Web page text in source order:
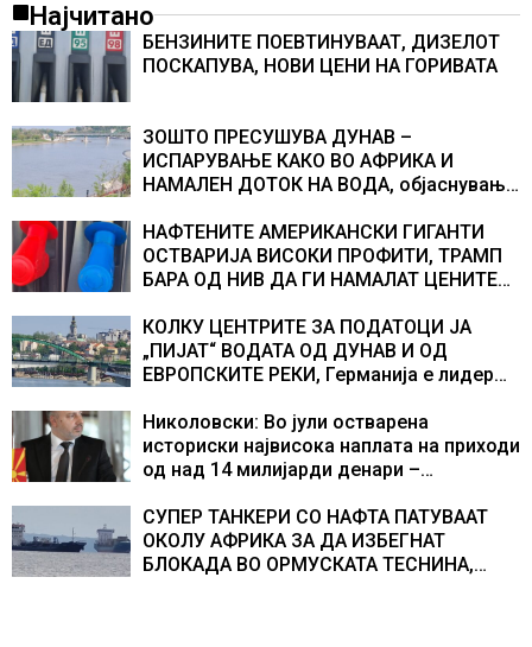
Најчитано
БЕНЗИНИТЕ ПОЕВТИНУВААТ, ДИЗЕЛОТ
ПОСКАПУВА, НОВИ ЦЕНИ НА ГОРИВАТА
ЗОШТО ПРЕСУШУВА ДУНАВ –
ИСПАРУВАЊЕ КАКО ВО АФРИКА И
НАМАЛЕН ДОТОК НА ВОДА, објаснување
НАФТЕНИТЕ АМЕРИКАНСКИ ГИГАНТИ
ОСТВАРИЈА ВИСОКИ ПРОФИТИ, ТРАМП
БАРА ОД НИВ ДА ГИ НАМАЛАТ ЦЕНИТЕ
КОЛКУ ЦЕНТРИТЕ ЗА ПОДАТОЦИ ЈА
„ПИЈАТ“ ВОДАТА ОД ДУНАВ И ОД
ЕВРОПСКИТЕ РЕКИ, Германија е лидер
центри за податоци
Николовски: Во јули остварена
историски највисока наплата на приходи
од над 14 милијарди денари –
резултати
СУПЕР ТАНКЕРИ СО НАФТА ПАТУВААТ
ОКОЛУ АФРИКА ЗА ДА ИЗБЕГНАТ
БЛОКАДА ВО ОРМУСКАТА ТЕСНИНА,